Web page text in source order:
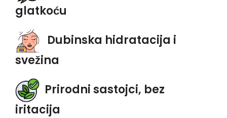
glatkoću
Dubinska hidratacija i
svežina
Prirodni sastojci, bez
iritacija